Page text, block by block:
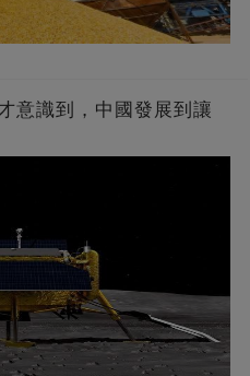
意識到，中國發展到讓